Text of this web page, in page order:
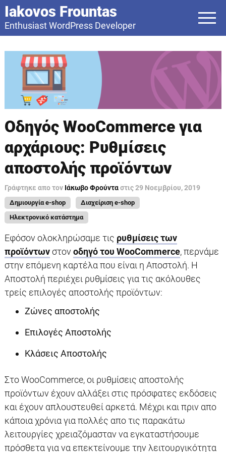
Iakovos Frountas
Enthusiast WordPress Developer
Οδηγός WooCommerce για
αρχάριους: Ρυθμίσεις
αποστολής προϊόντων
Γράφτηκε απο τον Ιάκωβο Φρούνταστις29 Νοεμβρίου, 2019
Δημιουργία e-shop
Διαχείριση e-shop
Ηλεκτρονικό κατάστημα
Εφόσον ολοκληρώσαμε τις ρυθμίσεις των
προϊόντωνστονοδηγό του WooCommerce, περνάμε
στην επόμενη καρτέλα που είναι η Αποστολή. Η
Αποστολή περιέχει ρυθμίσεις για τις ακόλουθες
τρείς επιλογές αποστολής προϊόντων:
Ζώνες αποστολής
Επιλογές Αποστολής
Κλάσεις Αποστολής
Στο WooCommerce, οι ρυθμίσεις αποστολής
προϊόντων έχουν αλλάξει στις πρόσφατες εκδόσεις
και έχουν απλουστευθεί αρκετά. Μέχρι και πριν απο
κάποια χρόνια για πολλές απο τις παρακάτω
λειτουργίες χρειαζόμασταν να εγκαταστήσουμε
πρόσθετα για να επεκτείνουμε την λειτουργικότητα